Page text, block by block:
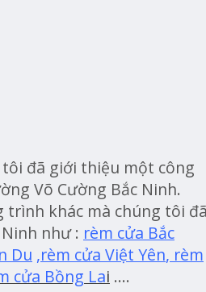
đã giới thiệu một công
Võ Cường Bắc Ninh.
trình khác mà chúng tôi
như : rèm cửa Bắc
Du ,rèm cửa Việt Yên, rèm
cửa Bồng Lai ….